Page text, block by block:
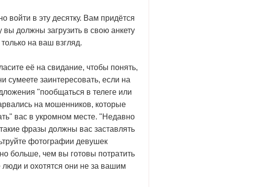
в эту десятку. Вам придётся
вы должны загрузить в свою анкету
на ваш взгляд.
её на свидание, чтобы понять,
сумеете заинтересовать, если на
"пообщаться в телеге или
на мошенников, которые
вас в укромном месте. "Недавно
фразы должны вас заставлять
фотографии девушек
больше, чем вы готовы потратить
люди и охотятся они не за вашим